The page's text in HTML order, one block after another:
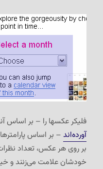
فلیکر عکسها را – بر اساس
آورده‌اند – بر اساس
بر روی هر عکس، تعداد
خودشان علامت می‌زنند و